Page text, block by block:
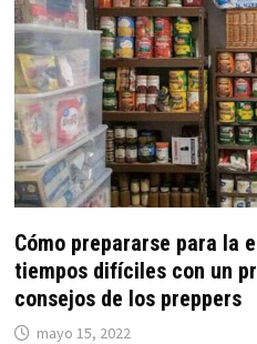
Cómo prepararse para la
tiempos difíciles con un
consejos de los preppers
mayo 15, 2022